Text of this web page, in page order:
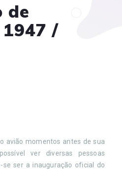
de
/
avião momentos antes de sua
ver diversas pessoas
se ser a inauguração oficial do